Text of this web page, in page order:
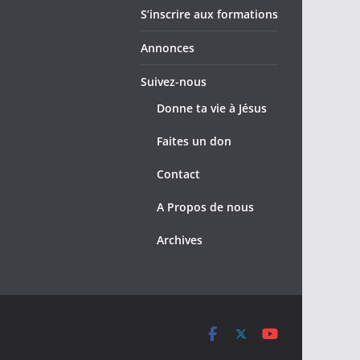
S’inscrire aux formations
Annonces
Suivez-nous
Donne ta vie à Jésus
Faites un don
Contact
A Propos de nous
Archives